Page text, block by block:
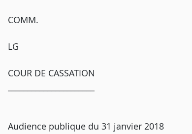
COMM.
LG
COUR DE CASSATION
Audience publique du 31 janvier 2018